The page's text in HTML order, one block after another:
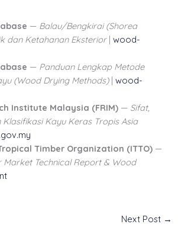
— Balau/Bengkirai (Shorea
dan Ketahanan Eksterior|wood-
— Panduan Lengkap Metode
(Wood Drying Methods)|wood-
Institute Malaysia (FRIM) — Sifat,
Kayu Keras Tropis Asia
Timber Organization (ITTO) —
Market Technical Report & Wood
Next Post →